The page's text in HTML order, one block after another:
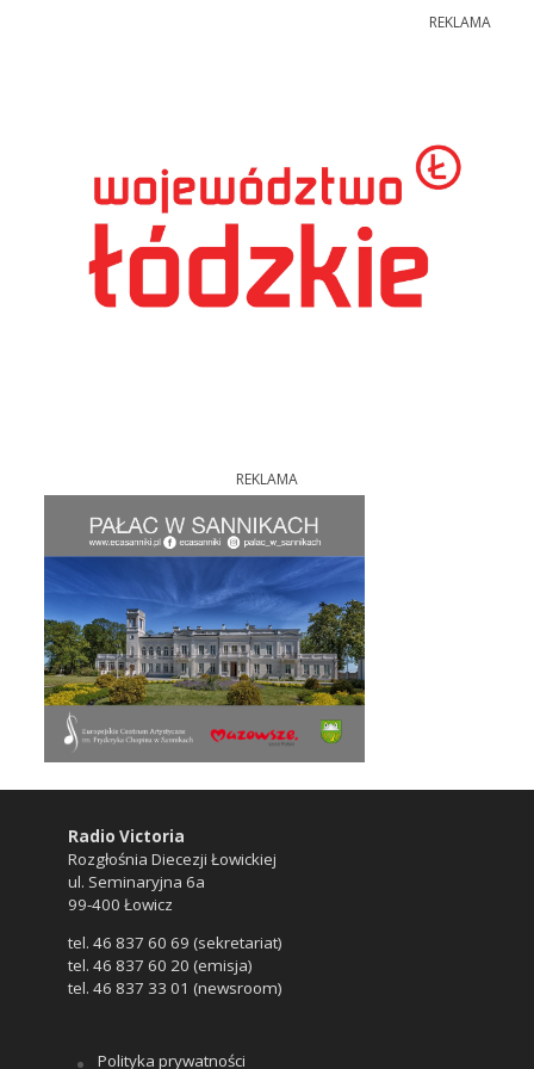
REKLAMA
REKLAMA
Radio Victoria
Rozgłośnia Diecezji Łowickiej
ul. Seminaryjna 6a
99-400 Łowicz
tel. 46 837 60 69 (sekretariat)
tel. 46 837 60 20 (emisja)
tel. 46 837 33 01 (newsroom)
Polityka prywatności